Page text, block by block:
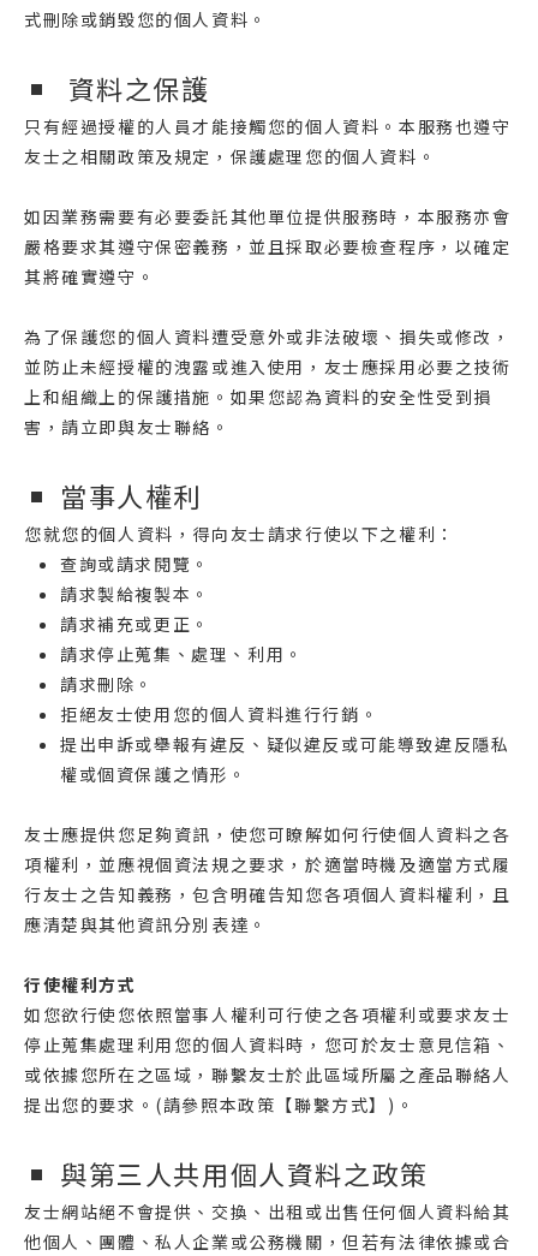
式刪除或銷毀您的個人資料。
資料之保護
只有經過授權的人員才能接觸您的個人資料。本服務也遵守
友士之相關政策及規定，保護處理您的個人資料。
如因業務需要有必要委託其他單位提供服務時，本服務亦會
嚴格要求其遵守保密義務，並且採取必要檢查程序，以確定
其將確實遵守。
為了保護您的個人資料遭受意外或非法破壞、損失或修改，
並防止未經授權的洩露或進入使用，友士應採用必要之技術
上和組織上的保護措施。如果您認為資料的安全性受到損
害，請立即與友士聯絡。
當事人權利
您就您的個人資料，得向友士請求行使以下之權利：
查詢或請求閱覽。
請求製給複製本。
請求補充或更正。
請求停止蒐集、處理、利用。
請求刪除。
拒絕友士使用您的個人資料進行行銷。
提出申訴或舉報有違反、疑似違反或可能導致違反隱私
權或個資保護之情形。
友士應提供您足夠資訊，使您可瞭解如何行使個人資料之各
項權利，並應視個資法規之要求，於適當時機及適當方式履
行友士之告知義務，包含明確告知您各項個人資料權利，且
應清楚與其他資訊分別表達。
行使權利方式
如您欲行使您依照當事人權利可行使之各項權利或要求友士
停止蒐集處理利用您的個人資料時，您可於友士意見信箱、
或依據您所在之區域，聯繫友士於此區域所屬之產品聯絡人
提出您的要求。(請參照本政策【聯繫方式】)。
與第三人共用個人資料之政策
友士網站絕不會提供、交換、出租或出售任何個人資料給其
他個人、團體、私人企業或公務機關，但若有法律依據或合